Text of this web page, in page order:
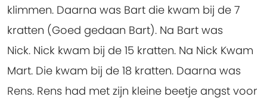
klimmen. Daarna was Bart die kwam bij de 7
kratten (Goed gedaan Bart). Na Bart was
Nick. Nick kwam bij de 15 kratten. Na Nick Kwam
Mart. Die kwam bij de 18 kratten. Daarna was
Rens. Rens had met zijn kleine beetje angst voor